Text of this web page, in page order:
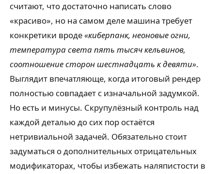
считают, что достаточно написать слово
«красиво», но на самом деле машина требует
конкретики вроде«киберпанк, неоновые огни,
температура света пять тысяч кельвинов,
соотношение сторон шестнадцать к девяти».
Выглядит впечатляюще, когда итоговый рендер
полностью совпадает с изначальной задумкой.
Но есть и минусы. Скрупулёзный контроль над
каждой деталью до сих пор остаётся
нетривиальной задачей. Обязательно стоит
задуматься о дополнительных отрицательных
модификаторах, чтобы избежать наляпистости в